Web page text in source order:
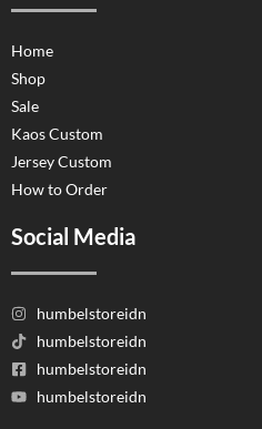
Home
Shop
Sale
Kaos Custom
Jersey Custom
How to Order
Social Media
humbelstoreidn
humbelstoreidn
humbelstoreidn
humbelstoreidn